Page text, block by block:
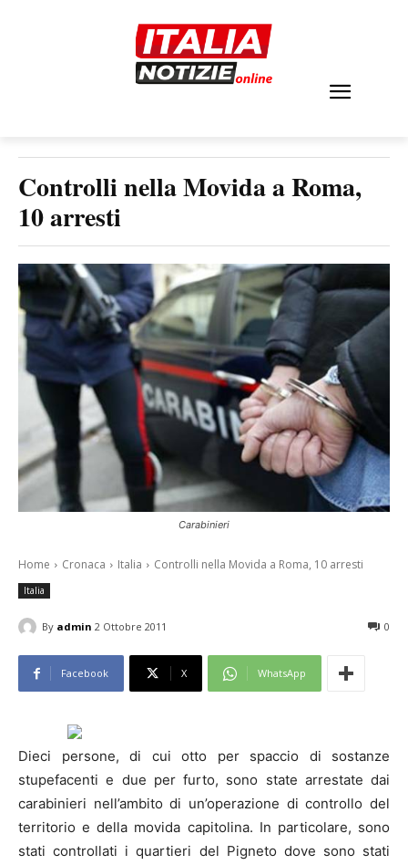
Controlli nella Movida a Roma,
10 arresti
Carabinieri
Home Cronaca Italia Controlli nella Movida a Roma, 10 arresti
Italia
By admin 2 Ottobre 2011 0
Facebook X WhatsApp
Dieci persone, di cui otto per spaccio di sostanze
stupefacenti e due per furto, sono state arrestate dai
carabinieri nell’ambito di un’operazione di controllo del
territorio e della movida capitolina. In particolare, sono
stati controllati i quartieri del Pigneto dove sono stati